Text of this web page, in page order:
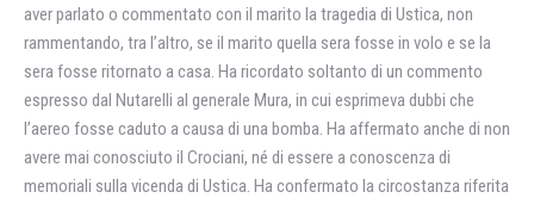
aver parlato o commentato con il marito la tragedia di Ustica, non
rammentando, tra l’altro, se il marito quella sera fosse in volo e se la
sera fosse ritornato a casa. Ha ricordato soltanto di un commento
espresso dal Nutarelli al generale Mura, in cui esprimeva dubbi che
l’aereo fosse caduto a causa di una bomba. Ha affermato anche di non
avere mai conosciuto il Crociani, né di essere a conoscenza di
memoriali sulla vicenda di Ustica. Ha confermato la circostanza riferita